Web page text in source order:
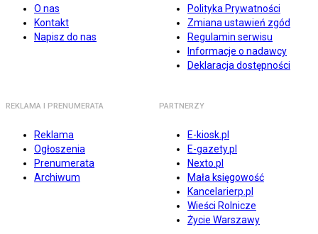
O nas
Kontakt
Napisz do nas
Polityka Prywatności
Zmiana ustawień zgód
Regulamin serwisu
Informacje o nadawcy
Deklaracja dostępności
REKLAMA I PRENUMERATA
Reklama
Ogłoszenia
Prenumerata
Archiwum
PARTNERZY
E-kiosk.pl
E-gazety.pl
Nexto.pl
Mała księgowość
Kancelarierp.pl
Wieści Rolnicze
Życie Warszawy